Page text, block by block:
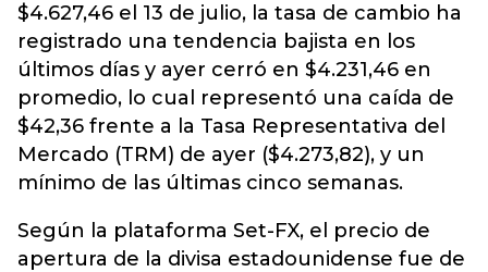
$4.627,46 el 13 de julio, la tasa de cambio ha
registrado una tendencia bajista en los
últimos días y ayer cerró en $4.231,46 en
promedio, lo cual representó una caída de
$42,36 frente a la Tasa Representativa del
Mercado (TRM) de ayer ($4.273,82), y un
mínimo de las últimas cinco semanas.
Según la plataforma Set-FX, el precio de
apertura de la divisa estadounidense fue de